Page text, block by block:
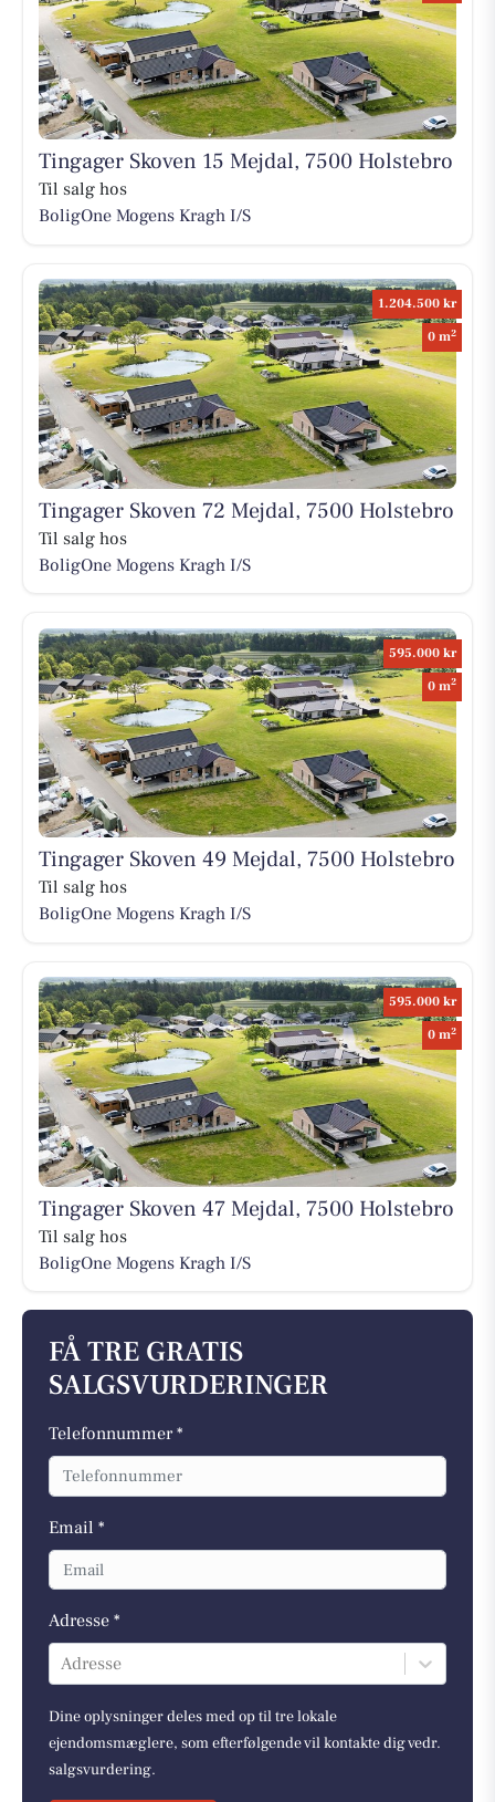
Tingager Skoven 15 Mejdal, 7500 Holstebro
Til salg hos
BoligOne Mogens Kragh I/S
1.204.500 kr
0 m2
Tingager Skoven 72 Mejdal, 7500 Holstebro
Til salg hos
BoligOne Mogens Kragh I/S
595.000 kr
0 m2
Tingager Skoven 49 Mejdal, 7500 Holstebro
Til salg hos
BoligOne Mogens Kragh I/S
595.000 kr
0 m2
Tingager Skoven 47 Mejdal, 7500 Holstebro
Til salg hos
BoligOne Mogens Kragh I/S
FÅ TRE GRATIS
SALGSVURDERINGER
Telefonnummer *
Email *
Adresse *
Adresse
Dine oplysninger deles med op til tre lokale
ejendomsmæglere, som efterfølgende vil kontakte dig vedr.
salgsvurdering.